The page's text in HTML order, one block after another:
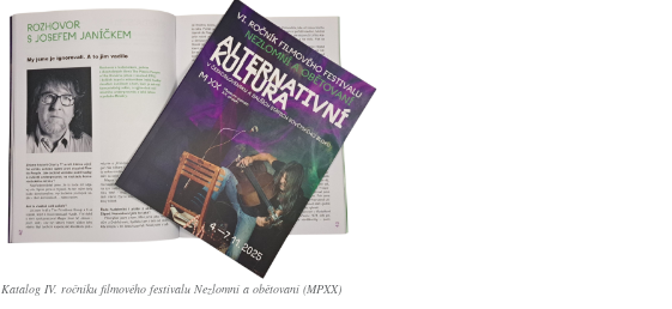
Katalog IV. ročníku filmového festivalu Nezlomní a obětovaní (MPXX)